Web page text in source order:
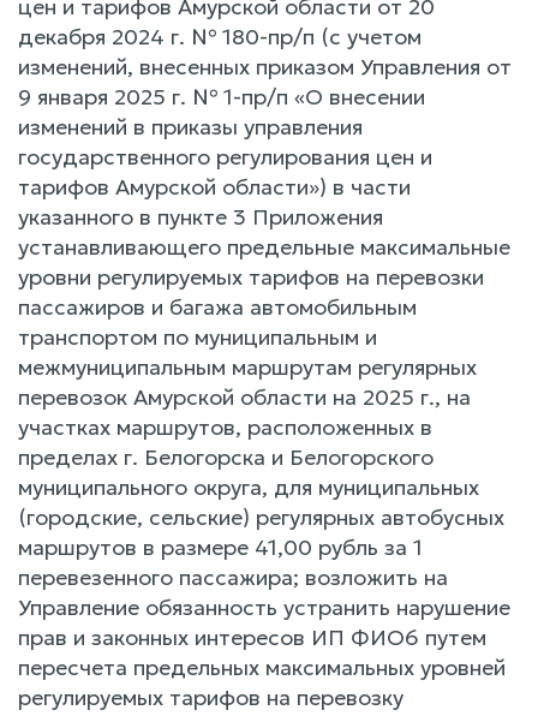
цен и тарифов Амурской области от 20
декабря 2024 г. № 180-пр/п (с учетом
изменений, внесенных приказом Управления от
9 января 2025 г. № 1-пр/п «О внесении
изменений в приказы управления
государственного регулирования цен и
тарифов Амурской области») в части
указанного в пункте 3 Приложения
устанавливающего предельные максимальные
уровни регулируемых тарифов на перевозки
пассажиров и багажа автомобильным
транспортом по муниципальным и
межмуниципальным маршрутам регулярных
перевозок Амурской области на 2025 г., на
участках маршрутов, расположенных в
пределах г. Белогорска и Белогорского
муниципального округа, для муниципальных
(городские, сельские) регулярных автобусных
маршрутов в размере 41,00 рубль за 1
перевезенного пассажира; возложить на
Управление обязанность устранить нарушение
прав и законных интересов ИП ФИО6 путем
пересчета предельных максимальных уровней
регулируемых тарифов на перевозку